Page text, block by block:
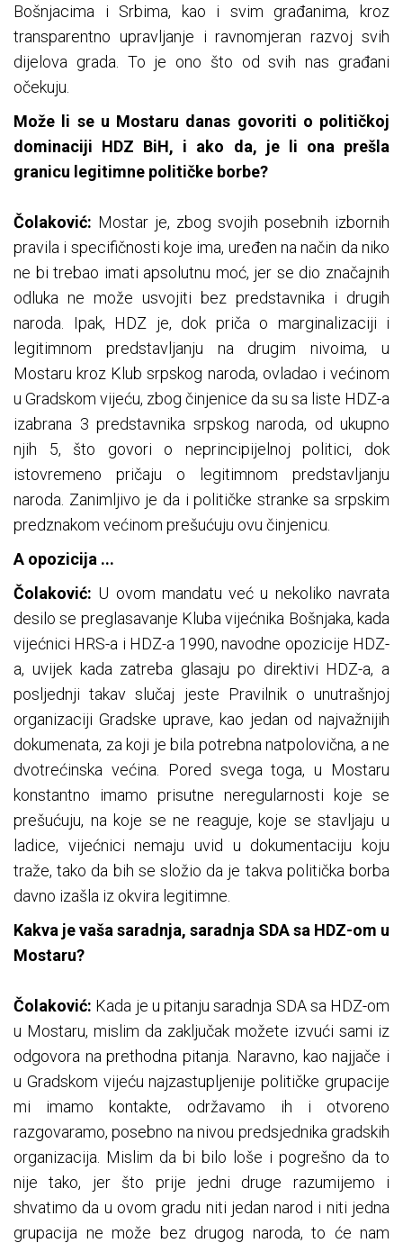
Bošnjacima i Srbima, kao i svim građanima, kroz
transparentno upravljanje i ravnomjeran razvoj svih
dijelova grada. To je ono što od svih nas građani
očekuju.
Može li se u Mostaru danas govoriti o političkoj
dominaciji HDZ BiH, i ako da, je li ona prešla
granicu legitimne političke borbe?
Čolaković: Mostar je, zbog svojih posebnih izbornih
pravila i specifičnosti koje ima, uređen na način da niko
ne bi trebao imati apsolutnu moć, jer se dio značajnih
odluka ne može usvojiti bez predstavnika i drugih
naroda. Ipak, HDZ je, dok priča o marginalizaciji i
legitimnom predstavljanju na drugim nivoima, u
Mostaru kroz Klub srpskog naroda, ovladao i većinom
u Gradskom vijeću, zbog činjenice da su sa liste HDZ-a
izabrana 3 predstavnika srpskog naroda, od ukupno
njih 5, što govori o neprincipijelnoj politici, dok
istovremeno pričaju o legitimnom predstavljanju
naroda. Zanimljivo je da i političke stranke sa srpskim
predznakom većinom prešućuju ovu činjenicu.
A opozicija ...
Čolaković: U ovom mandatu već u nekoliko navrata
desilo se preglasavanje Kluba vijećnika Bošnjaka, kada
vijećnici HRS-a i HDZ-a 1990, navodne opozicije HDZ-
a, uvijek kada zatreba glasaju po direktivi HDZ-a, a
posljednji takav slučaj jeste Pravilnik o unutrašnjoj
organizaciji Gradske uprave, kao jedan od najvažnijih
dokumenata, za koji je bila potrebna natpolovična, a ne
dvotrećinska većina. Pored svega toga, u Mostaru
konstantno imamo prisutne neregularnosti koje se
prešućuju, na koje se ne reaguje, koje se stavljaju u
ladice, vijećnici nemaju uvid u dokumentaciju koju
traže, tako da bih se složio da je takva politička borba
davno izašla iz okvira legitimne.
Kakva je vaša saradnja, saradnja SDA sa HDZ-om u
Mostaru?
Čolaković: Kada je u pitanju saradnja SDA sa HDZ-om
u Mostaru, mislim da zaključak možete izvući sami iz
odgovora na prethodna pitanja. Naravno, kao najjače i
u Gradskom vijeću najzastupljenije političke grupacije
mi imamo kontakte, održavamo ih i otvoreno
razgovaramo, posebno na nivou predsjednika gradskih
organizacija. Mislim da bi bilo loše i pogrešno da to
nije tako, jer što prije jedni druge razumijemo i
shvatimo da u ovom gradu niti jedan narod i niti jedna
grupacija ne može bez drugog naroda, to će nam